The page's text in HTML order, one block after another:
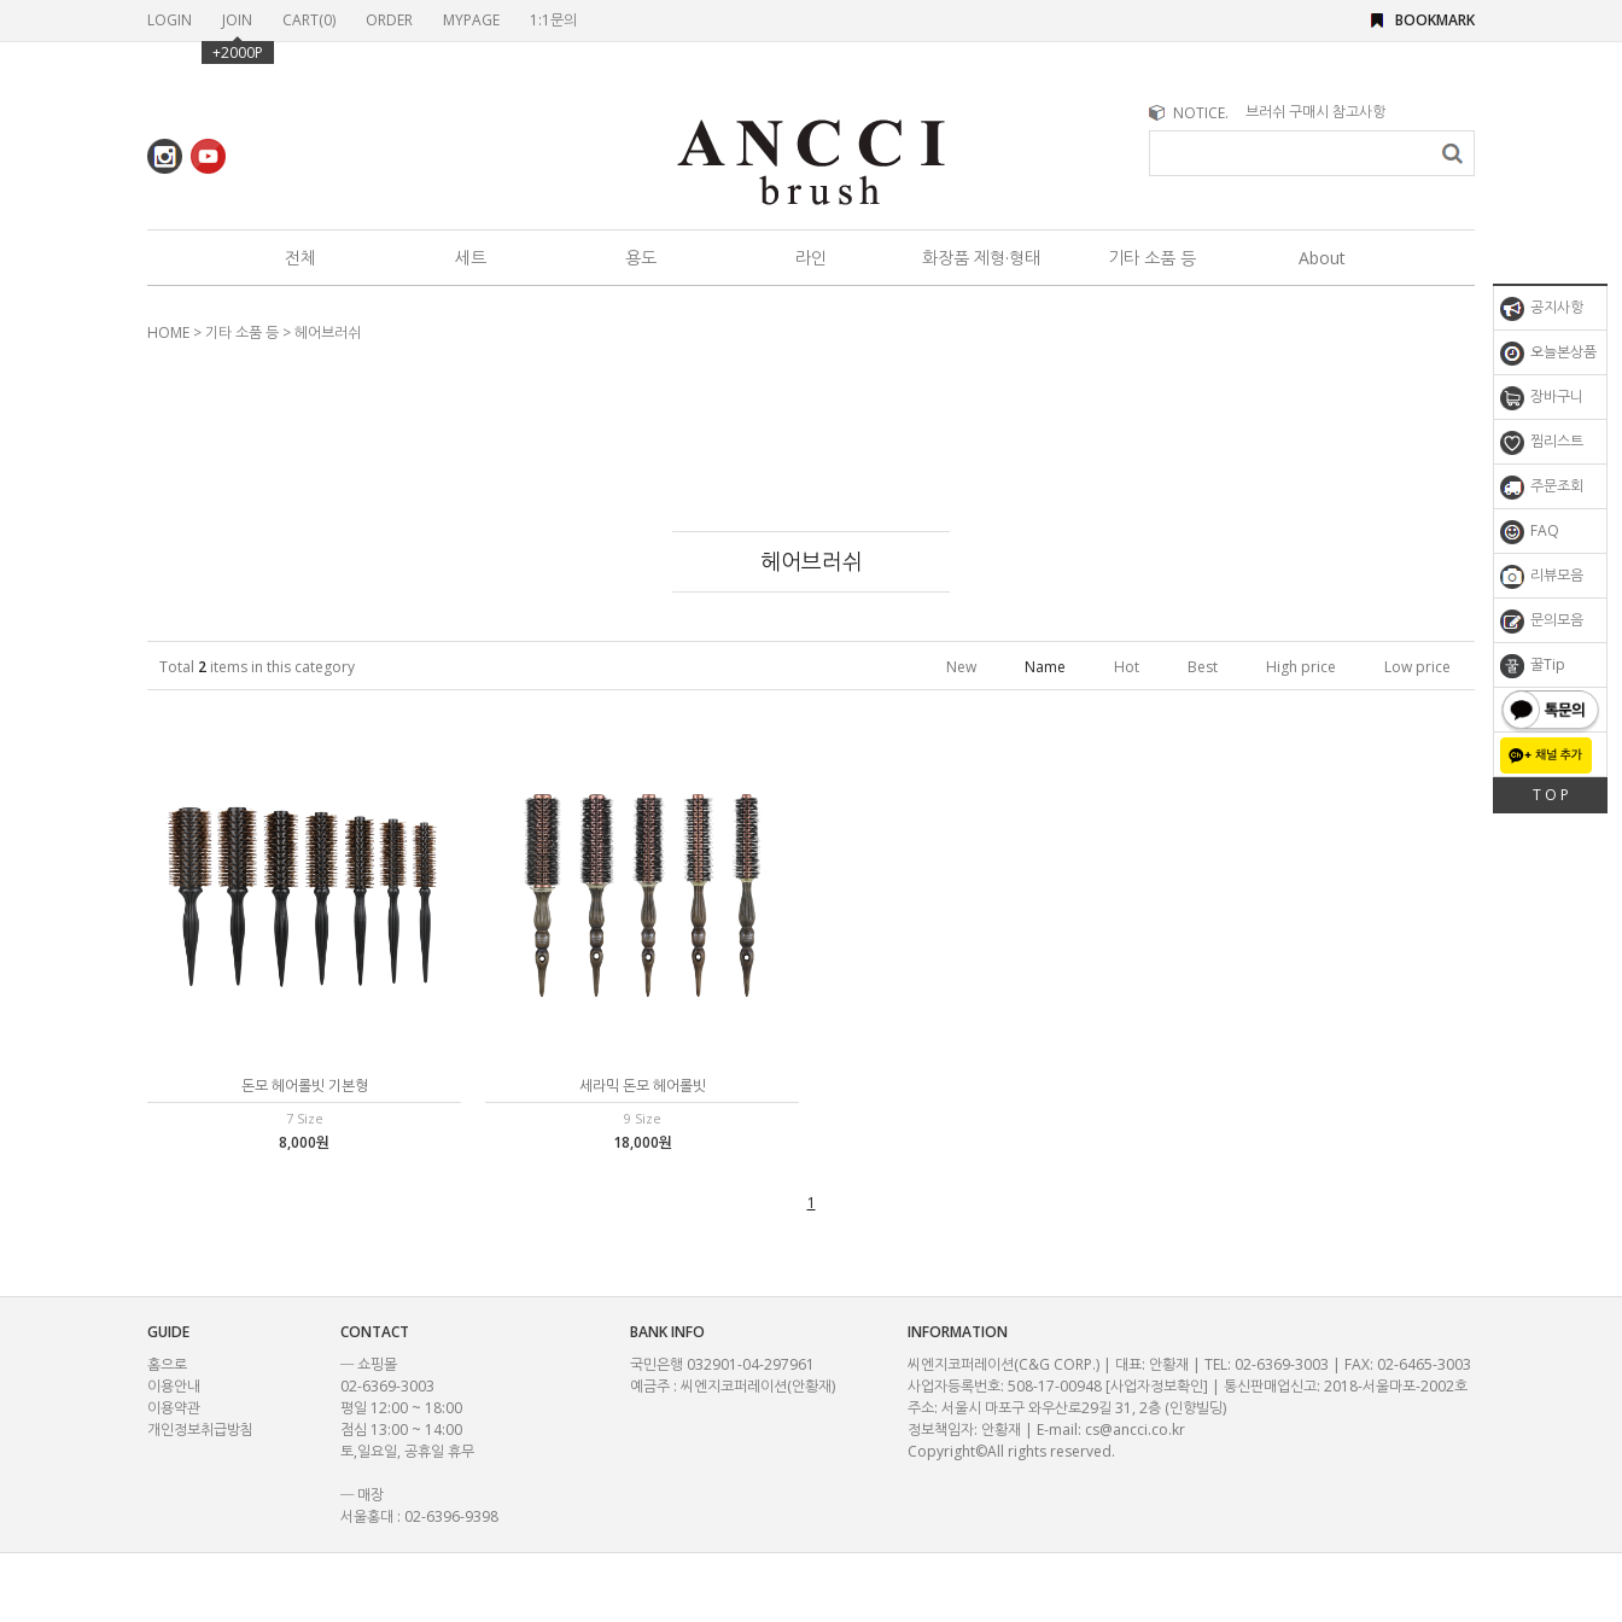
공지사항
오늘본상품
장바구니
찜리스트
주문조회
FAQ
리뷰모음
문의모음
꿀Tip
톡문의
T O P
LOGIN
JOIN
+2000P
CART(0) ORDER MYPAGE 1:1문의 BOOKMARK
NOTICE.
문의사항이 있을 때
브러쉬 구매시 참고사항
전체 세트 용도 라인 화장품 제형·형태 기타 소품 등 About
HOME > 기타 소품 등 >헤어브러쉬
헤어브러쉬
Total 2 items in this category New Name Hot Best High price Low price
돈모 헤어롤빗 기본형
7 Size
8,000원
세라믹 돈모 헤어롤빗
9 Size
18,000원
1
GUIDE
홈으로
이용안내
이용약관
개인정보취급방침
CONTACT
─ 쇼핑몰
02-6369-3003
평일 12:00 ~ 18:00
점심 13:00 ~ 14:00
토,일요일, 공휴일 휴무
─ 매장
서울홍대 : 02-6396-9398
BANK INFO
국민은행 032901-04-297961
예금주 : 씨엔지코퍼레이션(안황재)
INFORMATION
씨엔지코퍼레이션(C&G CORP.) | 대표: 안황재 | TEL: 02-6369-3003 | FAX: 02-6465-3003
사업자등록번호: 508-17-00948 [사업자정보확인] | 통신판매업신고: 2018-서울마포-2002호
주소: 서울시 마포구 와우산로29길 31, 2층 (인향빌딩)
정보책임자: 안황재 | E-mail: cs@ancci.co.kr
Copyright©All rights reserved.